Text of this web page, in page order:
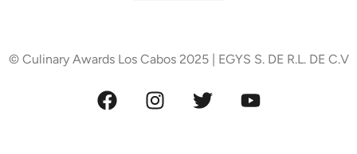
© Culinary Awards Los Cabos 2025 | EGYS S. DE R.L. DE C.V